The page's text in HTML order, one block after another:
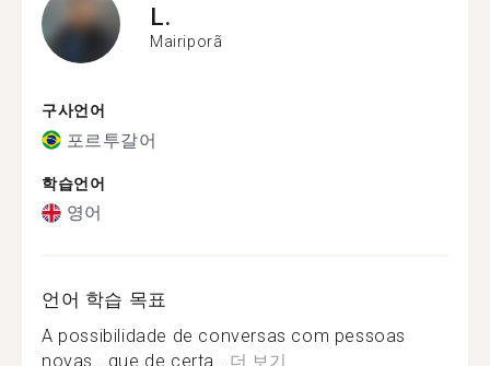
L.
Mairiporã
구사언어
포르투갈어
학습언어
영어
언어 학습 목표
A possibilidade de conversas com pessoas
novas ..que de certa...더 보기